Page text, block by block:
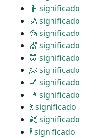
🤷 significado
🙎 significado
🙍 significado
💇 significado
💆 significado
🧖 significado
💅 significado
🤳 significado
💃 significado
👯 significado
🕴 significado